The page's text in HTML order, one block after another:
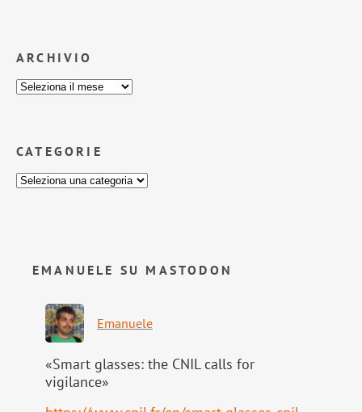
ARCHIVIO
CATEGORIE
EMANUELE SU MASTODON
Emanuele
«Smart glasses: the CNIL calls for
vigilance»